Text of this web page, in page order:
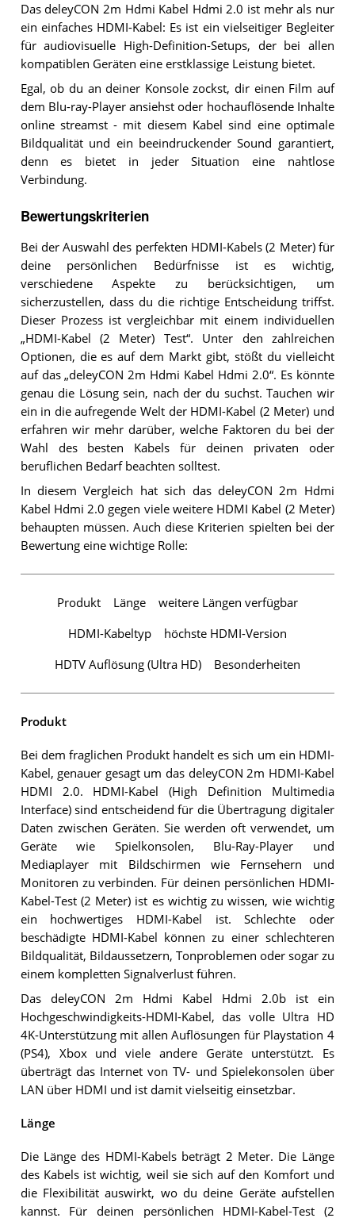
Das deleyCON 2m Hdmi Kabel Hdmi 2.0 ist mehr als nur
ein einfaches HDMI-Kabel: Es ist ein vielseitiger Begleiter
für audiovisuelle High-Definition-Setups, der bei allen
kompatiblen Geräten eine erstklassige Leistung bietet.
Egal, ob du an deiner Konsole zockst, dir einen Film auf
dem Blu-ray-Player ansiehst oder hochauflösende Inhalte
online streamst - mit diesem Kabel sind eine optimale
Bildqualität und ein beeindruckender Sound garantiert,
denn es bietet in jeder Situation eine nahtlose
Verbindung.
Bewertungskriterien
Bei der Auswahl des perfekten HDMI-Kabels (2 Meter) für
deine persönlichen Bedürfnisse ist es wichtig,
verschiedene Aspekte zu berücksichtigen, um
sicherzustellen, dass du die richtige Entscheidung triffst.
Dieser Prozess ist vergleichbar mit einem individuellen
„HDMI-Kabel (2 Meter) Test“. Unter den zahlreichen
Optionen, die es auf dem Markt gibt, stößt du vielleicht
auf das „deleyCON 2m Hdmi Kabel Hdmi 2.0“. Es könnte
genau die Lösung sein, nach der du suchst. Tauchen wir
ein in die aufregende Welt der HDMI-Kabel (2 Meter) und
erfahren wir mehr darüber, welche Faktoren du bei der
Wahl des besten Kabels für deinen privaten oder
beruflichen Bedarf beachten solltest.
In diesem Vergleich hat sich das deleyCON 2m Hdmi
Kabel Hdmi 2.0 gegen viele weitere HDMI Kabel (2 Meter)
behaupten müssen. Auch diese Kriterien spielten bei der
Bewertung eine wichtige Rolle:
Produkt Länge weitere Längen verfügbar
HDMI-Kabeltyp höchste HDMI-Version
HDTV Auflösung (Ultra HD) Besonderheiten
Produkt
Bei dem fraglichen Produkt handelt es sich um ein HDMI-
Kabel, genauer gesagt um das deleyCON 2m HDMI-Kabel
HDMI 2.0. HDMI-Kabel (High Definition Multimedia
Interface) sind entscheidend für die Übertragung digitaler
Daten zwischen Geräten. Sie werden oft verwendet, um
Geräte wie Spielkonsolen, Blu-Ray-Player und
Mediaplayer mit Bildschirmen wie Fernsehern und
Monitoren zu verbinden. Für deinen persönlichen HDMI-
Kabel-Test (2 Meter) ist es wichtig zu wissen, wie wichtig
ein hochwertiges HDMI-Kabel ist. Schlechte oder
beschädigte HDMI-Kabel können zu einer schlechteren
Bildqualität, Bildaussetzern, Tonproblemen oder sogar zu
einem kompletten Signalverlust führen.
Das deleyCON 2m Hdmi Kabel Hdmi 2.0b ist ein
Hochgeschwindigkeits-HDMI-Kabel, das volle Ultra HD
4K-Unterstützung mit allen Auflösungen für Playstation 4
(PS4), Xbox und viele andere Geräte unterstützt. Es
überträgt das Internet von TV- und Spielekonsolen über
LAN über HDMI und ist damit vielseitig einsetzbar.
Länge
Die Länge des HDMI-Kabels beträgt 2 Meter. Die Länge
des Kabels ist wichtig, weil sie sich auf den Komfort und
die Flexibilität auswirkt, wo du deine Geräte aufstellen
kannst. Für deinen persönlichen HDMI-Kabel-Test (2